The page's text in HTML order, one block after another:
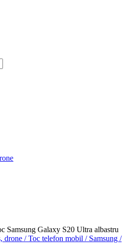
Samsung Galaxy S20 Ultra albastru
drone /Toc telefon mobil / Samsung /